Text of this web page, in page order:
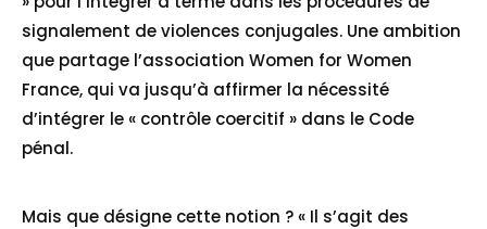
signalement de violences conjugales. Une ambition
que partage l’association Women for Women
France, qui va jusqu’à affirmer la nécessité
d’intégrer le « contrôle coercitif » dans le Code
pénal.
Mais que désigne cette notion ? « Il s’agit des